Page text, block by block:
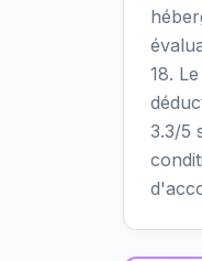
18.
3.3/5